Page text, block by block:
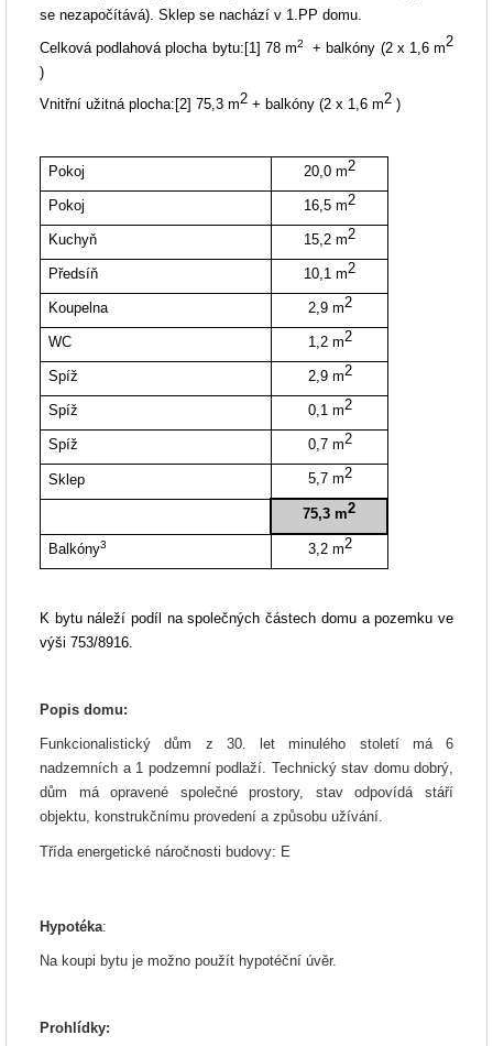
se nezapočítává). Sklep se nachází v 1.PP domu.
Celková podlahová plocha bytu:[1] 78 m2 + balkóny (2 x 1,6 m2
)
Vnitřní užitná plocha: [2] 75,3 m2 + balkóny (2 x 1,6 m2 )
Pokoj 20,0 m2
Pokoj 16,5 m2
Kuchyň 15,2 m2
Předsíň 10,1 m2
Koupelna 2,9 m2
WC 1,2 m2
Spíž 2,9 m2
Spíž 0,1 m2
Spíž 0,7 m2
Sklep 5,7 m2
75,3 m2
Balkóny3 3,2 m2
K bytu náleží podíl na společných částech domu a pozemku ve
výši 753/8916.
Popis domu:
Funkcionalistický dům z 30. let minulého století má 6
nadzemních a 1 podzemní podlaží. Technický stav domu dobrý,
dům má opravené společné prostory, stav odpovídá stáří
objektu, konstrukčnímu provedení a způsobu užívání.
Třída energetické náročnosti budovy: E
Hypotéka:
Na koupi bytu je možno použít hypotéční úvěr.
Prohlídky: